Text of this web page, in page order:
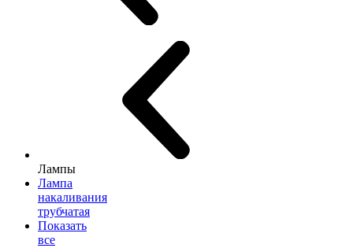
Лампы
Лампа
накаливания
трубчатая
Показать
все